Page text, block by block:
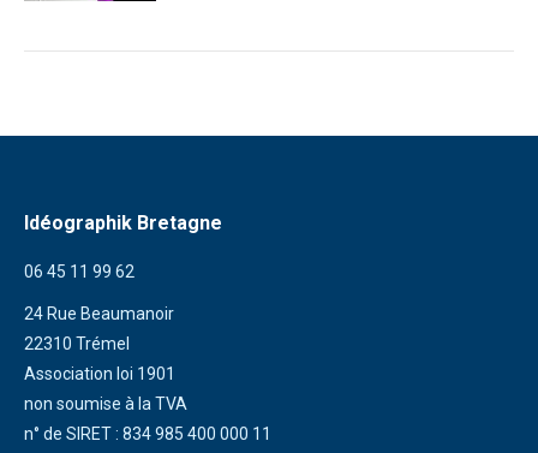
Idéographik Bretagne
06 45 11 99 62
24 Rue Beaumanoir
22310 Trémel
Association loi 1901
non soumise à la TVA
n° de SIRET : 834 985 400 000 11